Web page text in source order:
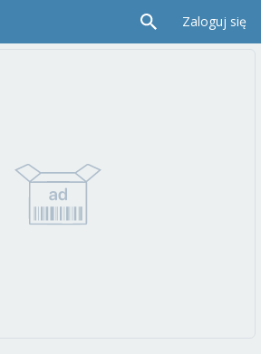
Zaloguj się